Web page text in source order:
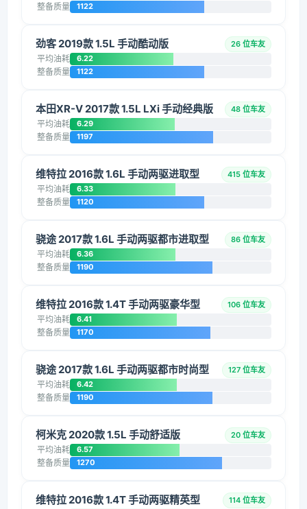
整备质量 1122
劲客 2019款 1.5L 手动酷动版 26 位车友
平均油耗 6.22
整备质量 1122
本田XR-V 2017款 1.5L LXi 手动经典版 48 位车友
平均油耗 6.29
整备质量 1197
维特拉 2016款 1.6L 手动两驱进取型 415 位车友
平均油耗 6.33
整备质量 1120
骁途 2017款 1.6L 手动两驱都市进取型 86 位车友
平均油耗 6.36
整备质量 1190
维特拉 2016款 1.4T 手动两驱豪华型 106 位车友
平均油耗 6.41
整备质量 1170
骁途 2017款 1.6L 手动两驱都市时尚型 127 位车友
平均油耗 6.42
整备质量 1190
柯米克 2020款 1.5L 手动舒适版 20 位车友
平均油耗 6.57
整备质量 1270
维特拉 2016款 1.4T 手动两驱精英型 114 位车友